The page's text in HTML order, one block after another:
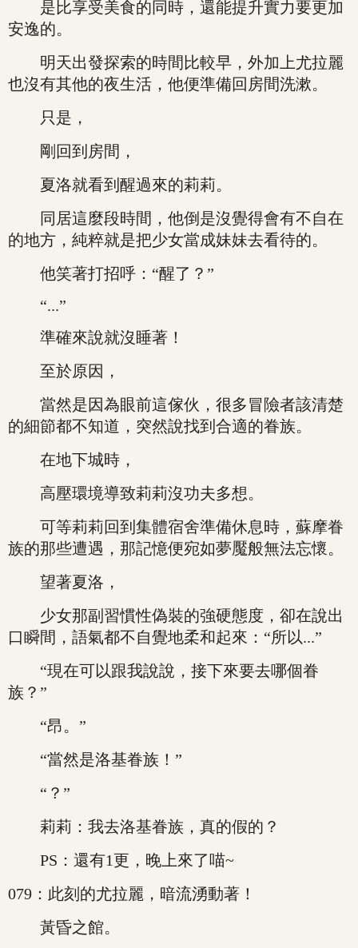
是比享受美食的同時，還能提升實力要更加
安逸的。
明天出發探索的時間比較早，外加上尤拉麗
也沒有其他的夜生活，他便準備回房間洗漱。
只是，
剛回到房間，
夏洛就看到醒過來的莉莉。
同居這麼段時間，他倒是沒覺得會有不自在
的地方，純粹就是把少女當成妹妹去看待的。
他笑著打招呼：“醒了？”
“...”
準確來說就沒睡著！
至於原因，
當然是因為眼前這傢伙，很多冒險者該清楚
的細節都不知道，突然說找到合適的眷族。
在地下城時，
高壓環境導致莉莉沒功夫多想。
可等莉莉回到集體宿舍準備休息時，蘇摩眷
族的那些遭遇，那記憶便宛如夢魘般無法忘懷。
望著夏洛，
少女那副習慣性偽裝的強硬態度，卻在說出
口瞬間，語氣都不自覺地柔和起來：“所以...”
“現在可以跟我說說，接下來要去哪個眷
族？”
“昂。”
“當然是洛基眷族！”
“？”
莉莉：我去洛基眷族，真的假的？
PS：還有1更，晚上來了喵~
079：此刻的尤拉麗，暗流湧動著！
黃昏之館。